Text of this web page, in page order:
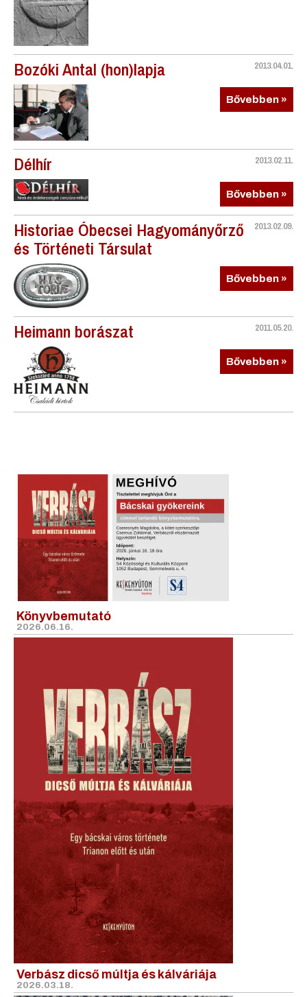
2013.04.01.
Bozóki Antal (hon)lapja
Bővebben »
2013.02.11.
Délhír
Bővebben »
2013.02.09.
Historiae Óbecsei Hagyományőrző
és Történeti Társulat
Bővebben »
2011.05.20.
Heimann borászat
Bővebben »
Könyvbemutató
2026.06.16.
Verbász dicső múltja és kálváriája
2026.03.18.